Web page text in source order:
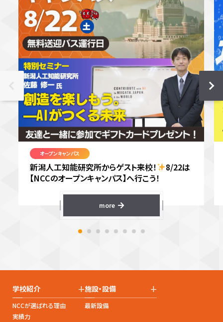
オープンキャンパス
新潟人工知能研究所からゲスト来校！
8/22は
【NCCのオープンキャンパス】へ行こう！
more
学校紹介 +
NCCが選ばれる理由
実績力
施設・設備 +
最新設備